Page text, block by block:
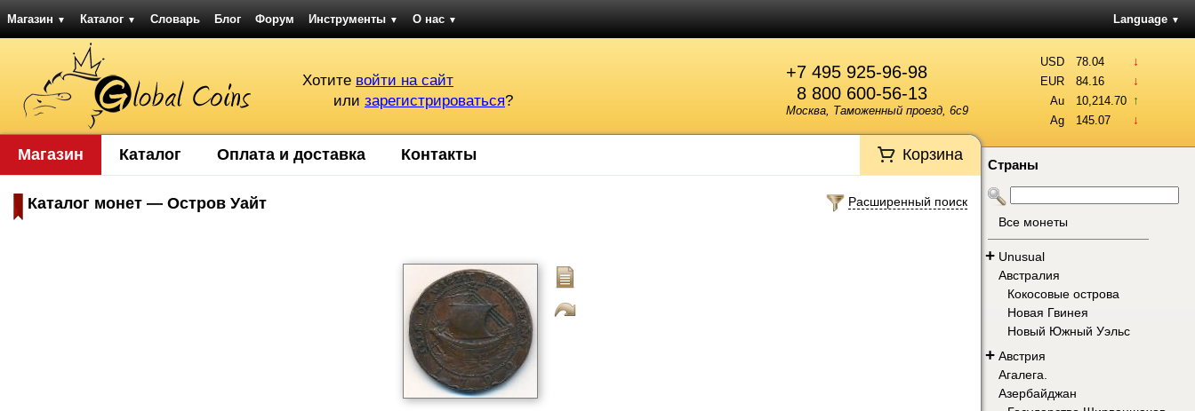
Магазин ▼ Каталог ▼ Словарь Блог Форум Инструменты ▼ О нас ▼ Language ▼
+7 495 925-96-98
8 800 600-56-13
Москва, Таможенный проезд, 6с9
Хотите войти на сайт
или зарегистрироваться?
USD 78.04 ↓
EUR 84.16 ↓
Au 10,214.70 ↑
Ag 145.07 ↓
Магазин Каталог Оплата и доставка Контакты Корзина
Расширенный поиск
Каталог монет — Остров Уайт
Страны
Все монеты
+ Unusual
Австралия
Кокосовые острова
Новая Гвинея
Новый Южный Уэльс
+ Австрия
Агалега.
Азербайджан